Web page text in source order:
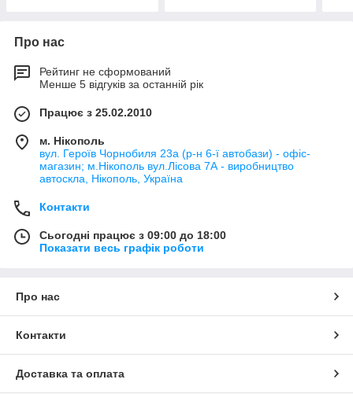
Про нас
Рейтинг не сформований
Менше 5 відгуків за останній рік
Працює з 25.02.2010
м. Нікополь
вул. Героїв Чорнобиля 23а (р-н 6-ї автобази) - офіс-
магазин; м.Нікополь вул.Лісова 7А - виробництво
автоскла, Нікополь, Україна
Контакти
Сьогодні працює з 09:00 до 18:00
Показати весь графік роботи
Про нас
Контакти
Доставка та оплата